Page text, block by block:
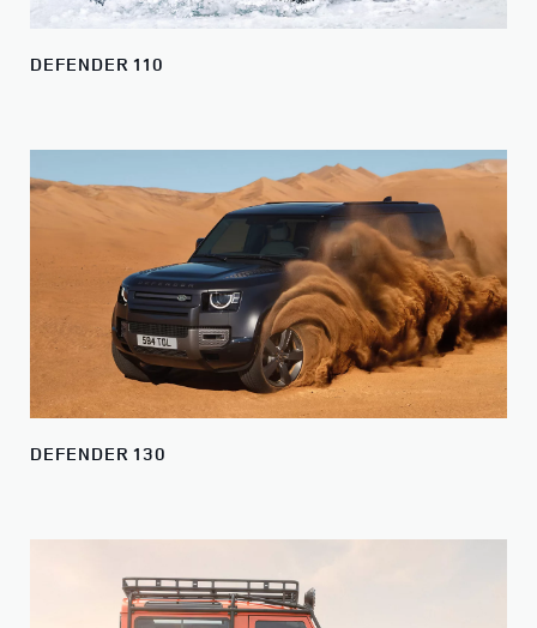
DEFENDER 110
DEFENDER 130